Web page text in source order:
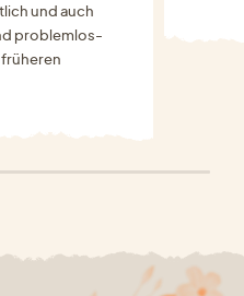
und auch
problemlos-
früheren